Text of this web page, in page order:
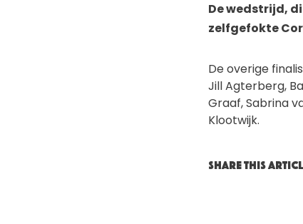
De wedstrijd,
zelfgefokte
De overige
Jill Agterberg,
Graaf, Sabrina
Klootwijk.
SHARE THIS